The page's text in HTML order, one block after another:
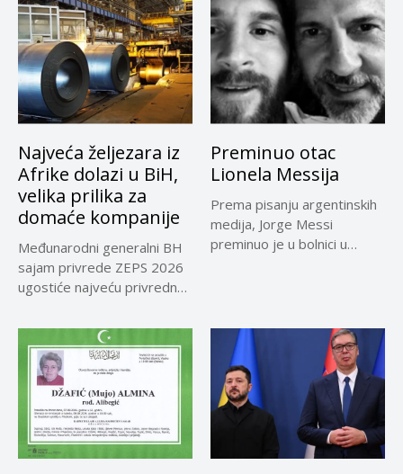
Najveća željezara iz
Afrike dolazi u BiH,
velika prilika za
domaće kompanije
Međunarodni generalni BH
sajam privrede ZEPS 2026
ugostiće najveću privrednu
Preminuo otac
Lionela Messija
Prema pisanju argentinskih
medija, Jorge Messi
preminuo je u bolnici u